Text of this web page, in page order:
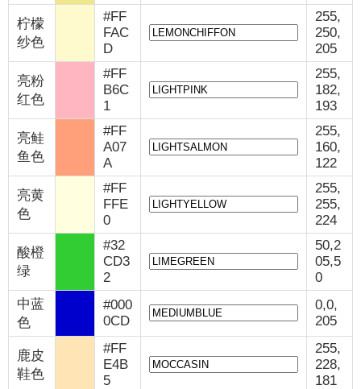
柠檬
纱色
#FF
FAC
D
255,
250,
205
亮粉
红色
#FF
B6C
1
255,
182,
193
亮鲑
鱼色
#FF
A07
A
255,
160,
122
亮黄
色
#FF
FFE
0
255,
255,
224
酸橙
绿
#32
CD3
2
50,2
05,5
0
中蓝
色
#000
0CD
0,0,
205
鹿皮
鞋色
#FF
E4B
5
255,
228,
181